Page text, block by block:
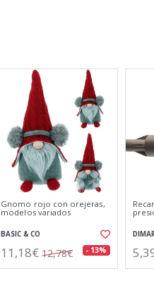
Envío
Pulverizador a presión 15 l
DI MARTINO
75,30€ 87,58€ - 14%
x 15